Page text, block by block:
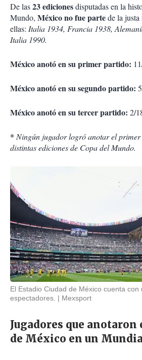
De las23 edicionesdisputadas en la
Mundo, México no fue partede la
ellas: Italia 1934, Francia 1938,
Italia 1990.
México anotó en su primer partido:
México anotó en su segundo partido:
México anotó en su tercer partido: 2/
* Ningún jugador logró anotar el
distintas ediciones de Copa del Mundo.
El Estadio Ciudad de México cuenta
espectadores.
Mexsport
Jugadores que
de México en un